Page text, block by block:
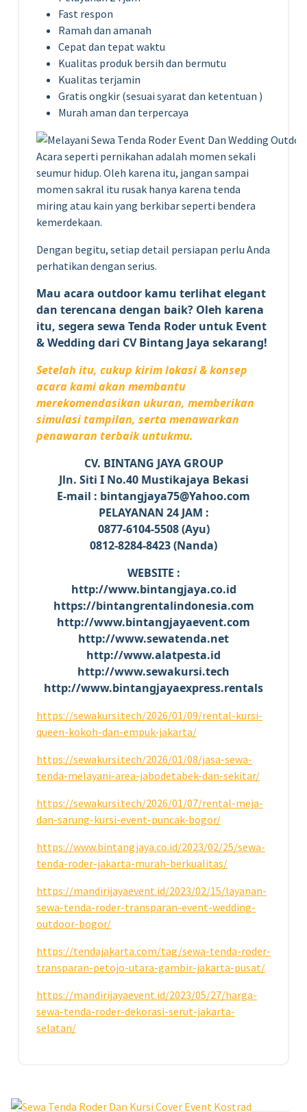
Fast respon
Ramah dan amanah
Cepat dan tepat waktu
Kualitas produk bersih dan bermutu
Kualitas terjamin
Gratis ongkir (sesuai syarat dan ketentuan )
Murah aman dan terpercaya
Acara seperti pernikahan adalah momen sekali
seumur hidup. Oleh karena itu, jangan sampai
momen sakral itu rusak hanya karena tenda
miring atau kain yang berkibar seperti bendera
kemerdekaan.
Dengan begitu, setiap detail persiapan perlu Anda
perhatikan dengan serius.
Mau acara outdoor kamu terlihat elegant
dan terencana dengan baik? Oleh karena
itu, segera sewa Tenda Roder untuk Event
& Wedding dari CV Bintang Jaya sekarang!
Setelah itu, cukup kirim lokasi & konsep
acara kami akan membantu
merekomendasikan ukuran, memberikan
simulasi tampilan, serta menawarkan
penawaran terbaik untukmu.
CV. BINTANG JAYA GROUP
Jln. Siti I No.40 Mustikajaya Bekasi
E-mail : bintangjaya75@Yahoo.com
PELAYANAN 24 JAM :
0877-6104-5508 (Ayu)
0812-8284-8423 (Nanda)
WEBSITE :
http://www.bintangjaya.co.id
https://bintangrentalindonesia.com
http://www.bintangjayaevent.com
http://www.sewatenda.net
http://www.alatpesta.id
http://www.sewakursi.tech
http://www.bintangjayaexpress.rentals
https://sewakursi.tech/2026/01/09/rental-kursi-
queen-kokoh-dan-empuk-jakarta/
https://sewakursi.tech/2026/01/08/jasa-sewa-
tenda-melayani-area-jabodetabek-dan-sekitar/
https://sewakursi.tech/2026/01/07/rental-meja-
dan-sarung-kursi-event-puncak-bogor/
https://www.bintangjaya.co.id/2023/02/25/sewa-
tenda-roder-jakarta-murah-berkualitas/
https://mandirijayaevent.id/2023/02/15/layanan-
sewa-tenda-roder-transparan-event-wedding-
outdoor-bogor/
https://tendajakarta.com/tag/sewa-tenda-roder-
transparan-petojo-utara-gambir-jakarta-pusat/
https://mandirijayaevent.id/2023/05/27/harga-
sewa-tenda-roder-dekorasi-serut-jakarta-
selatan/